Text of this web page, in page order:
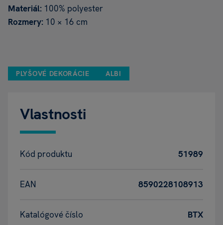
Materiál: 100% polyester
Rozmery: 10 × 16 cm
PLYŠOVÉ DEKORÁCIE ALBI
Vlastnosti
Kód produktu 51989
EAN 8590228108913
Katalógové číslo BTX